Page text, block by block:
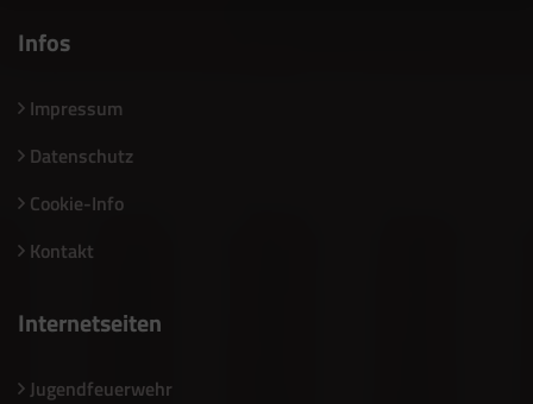
Infos
Impressum
Datenschutz
Cookie-Info
Kontakt
Internetseiten
Jugendfeuerwehr